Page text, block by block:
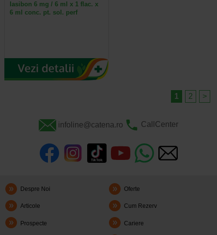
Iasibon 6 mg / 6 ml x 1 flac. x
6 ml conc. pt. sol. perf
1 2 >
infoline@catena.ro CallCenter
Despre Noi Oferte
Articole Cum Rezerv
Prospecte Cariere